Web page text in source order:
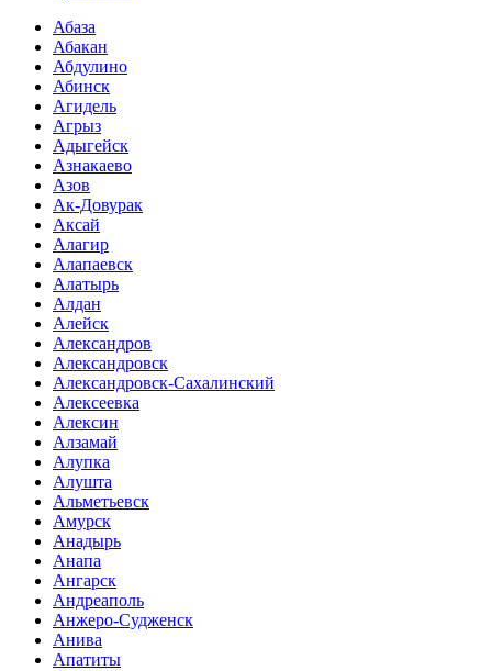
Абаза
Абакан
Абдулино
Абинск
Агидель
Агрыз
Адыгейск
Азнакаево
Азов
Ак-Довурак
Аксай
Алагир
Алапаевск
Алатырь
Алдан
Алейск
Александров
Александровск
Александровск-Сахалинский
Алексеевка
Алексин
Алзамай
Алупка
Алушта
Альметьевск
Амурск
Анадырь
Анапа
Ангарск
Андреаполь
Анжеро-Судженск
Анива
Апатиты